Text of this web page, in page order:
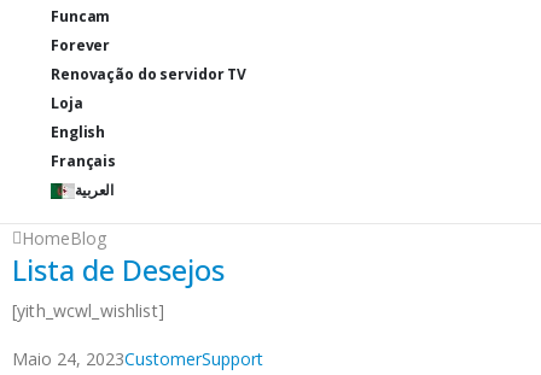
Funcam
Forever
Renovação do servidor TV
Loja
English
Français
العربية
HomeBlog
Lista de Desejos
[yith_wcwl_wishlist]
Maio 24, 2023CustomerSupport